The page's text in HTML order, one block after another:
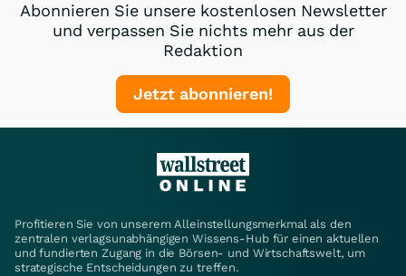
Abonnieren Sie unsere kostenlosen Newsletter
und verpassen Sie nichts mehr aus der
Redaktion
Jetzt abonnieren!
Profitieren Sie von unserem Alleinstellungsmerkmal als den
zentralen verlagsunabhängigen Wissens-Hub für einen aktuellen
und fundierten Zugang in die Börsen- und Wirtschaftswelt, um
strategische Entscheidungen zu treffen.